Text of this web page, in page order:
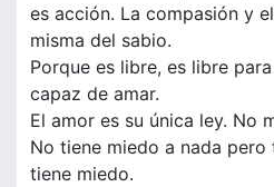
es acción. La compasión y
misma del sabio.
Porque es libre, es libre
capaz de amar.
El amor es su única ley. No
No tiene miedo a nada
tiene miedo.